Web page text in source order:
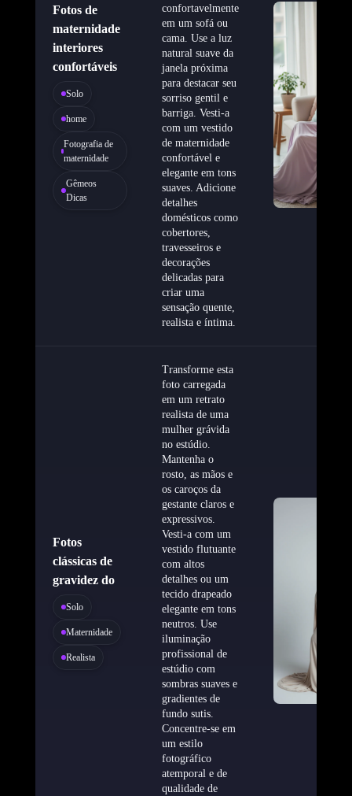
Fotos de
maternidade
interiores
confortáveis
Solo
home
Fotografia de
maternidade
Gêmeos
Dicas
confortavelmente
em um sofá ou
cama. Use a luz
natural suave da
janela próxima
para destacar seu
sorriso gentil e
barriga. Vesti-a
com um vestido
de maternidade
confortável e
elegante em tons
suaves. Adicione
detalhes
domésticos como
cobertores,
travesseiros e
decorações
delicadas para
criar uma
sensação quente,
realista e íntima.
Fotos
clássicas de
gravidez do
Solo
Maternidade
Realista
Transforme esta
foto carregada
em um retrato
realista de uma
mulher grávida
no estúdio.
Mantenha o
rosto, as mãos e
os caroços da
gestante claros e
expressivos.
Vesti-a com um
vestido flutuante
com altos
detalhes ou um
tecido drapeado
elegante em tons
neutros. Use
iluminação
profissional de
estúdio com
sombras suaves e
gradientes de
fundo sutis.
Concentre-se em
um estilo
fotográfico
atemporal e de
qualidade de